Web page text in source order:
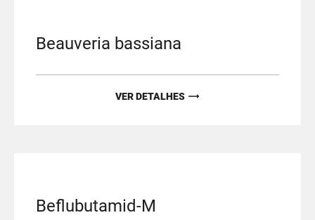
Beauveria bassiana
VER DETALHES
Beflubutamid-M